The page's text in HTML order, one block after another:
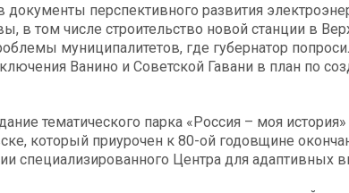
перспективного развития
в том числе строительство новой станции в
муниципалитетов, где губернатор
Ванино и Советской Гавани в план по
тематического парка «Россия – моя
который приурочен к 80-ой годовщине
специализированного Центра для адаптивных